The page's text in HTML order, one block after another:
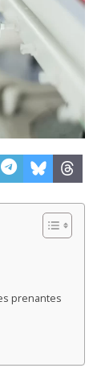
prenantes